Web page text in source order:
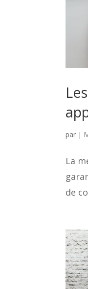
par |
La
de